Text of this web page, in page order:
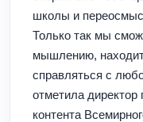
школы и
Только так мы
мышлению,
справляться с
отметила
контента